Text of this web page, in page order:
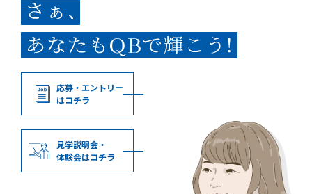
応募・エントリー
はコチラ
見学説明会・
体験会はコチラ